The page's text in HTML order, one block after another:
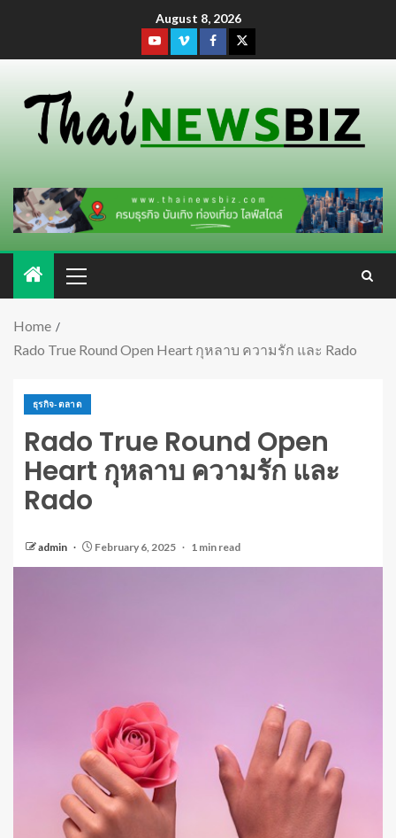
August 8, 2026
Home
Rado True Round Open Heart กุหลาบ ความรัก และ Rado
ธุรกิจ-ตลาด
Rado True Round Open
Heart กุหลาบ ความรัก และ
Rado
admin February 6, 2025 1 min read